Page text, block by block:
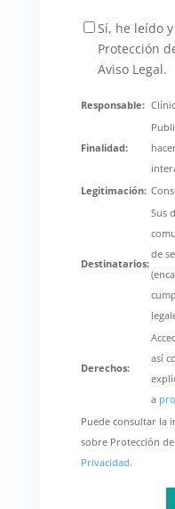
Sí, he leído
Protección
Aviso Legal.
Responsable:
Finalidad:
Legitimación:
Destinatarios:
Sus
de
Derechos:
así
a
Puede consultar la
sobre Protección
Privacidad.